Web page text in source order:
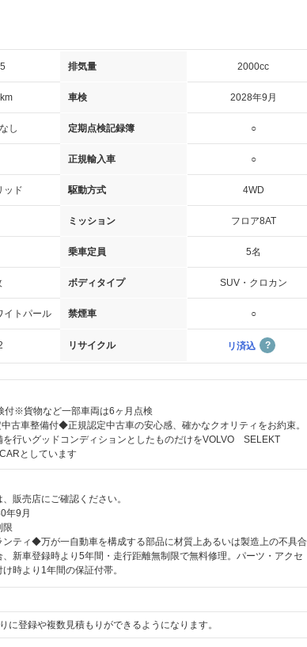
排気量 2000cc
車検 2028年9月
し 定期点検記録簿 ○
正規輸入車 ○
ッド 駆動方式 4WD
ミッション フロア8AT
乗車定員 5名
ボディタイプ SUV・クロカン
イトパール 禁煙車 ○
リサイクル リ済込
付※貨物など一部車両は6ヶ月点検
古車整備付◆正規認定中古車の安心感、確かなクオリティをお約束。
を行いグッドコンディションとしたものだけをVOLVO SELEKT
としています
販売店にご確認ください。
年9月
限
ティ◆万が一自動車を構成する部品に材質上あるいは製造上の不具合
新車登録時より5年間・走行距離無制限で無料修理。パーツ・アクセ
時より1年間の保証付帯。
に登録や複数見積もりができるようになります。